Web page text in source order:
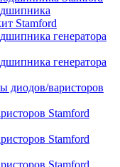
Stamford
генератора
генератора
диодов/варисторов
Stamford
Stamford
Stamford